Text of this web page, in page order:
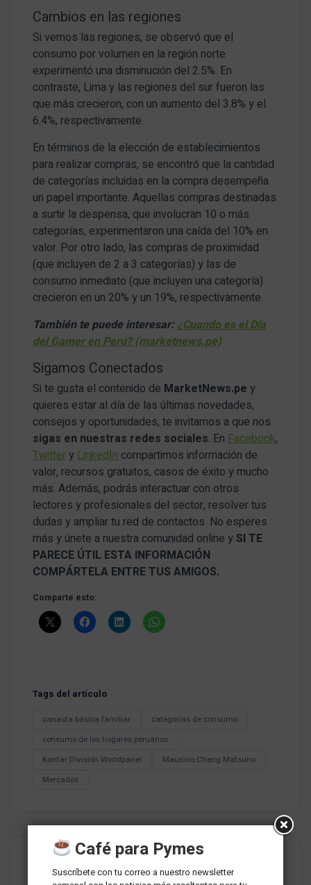
Cambios en las regiones
Si vemos las regiones, se observó que el
consumo por volumen en la región norte
experimentó una disminución del 2.5%. En
contraste, Lima y las regiones del sur fueron las
que más crecieron, con un aumento del 3.8% y el
6.4%, respectivamente.
En términos de la elección de establecimientos
para realizar compras, se encontró que la cantidad
de categorías incluidas en la compra desempeña
un papel importante. Aquellas compras destinadas
a surtir la despensa, que involucran 10 o más
categorías, experimentaron una caída del 10% en
valor. Por otro lado, las compras de proximidad
(que incluyen de 2 a 3 categorías) y las de
consumo inmediato (que incluyen una categoría)
crecieron en un 20% y un 19%, respectivamente.
También te puede interesar:¿Cuando es el Día
del Gamer en Perú? (marketnews.pe)
Sigamos Conectados
Si te gusta el contenido de MarketNews.pe y
quieres estar al día de las últimas novedades,
consejos y oportunidades, te invitamos a que nos
sigas en nuestras redes sociales. EnFacebook,
Twitter yLinkedIn compartimos información de
valor, recursos gratuitos, casos de éxito y mucho
más. Además, podrás interactuar con otros
lectores y profesionales del sector, resolver tus
dudas y ampliar tu red de contactos. No esperes
más y únete a nuestra comunidad online y SI TE
PARECE ÚTIL ESTA INFORMACIÓN
COMPÁRTELA ENTRE TUS AMIGOS.
Comparte esto:
Tags del artículo
canasta básica familiar
categorías de consumo
consumo de los hogares peruanos
Kantar División Worldpanel
Mauricio Cheng Matsuno
Mercados
Café para Pymes
Suscríbete con tu correo a nuestro newsletter